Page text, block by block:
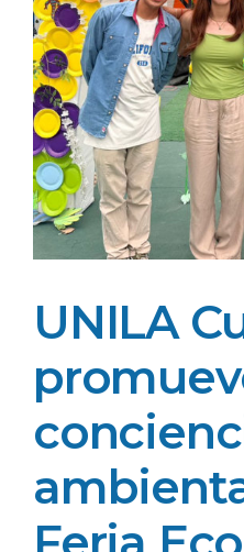
UNILA